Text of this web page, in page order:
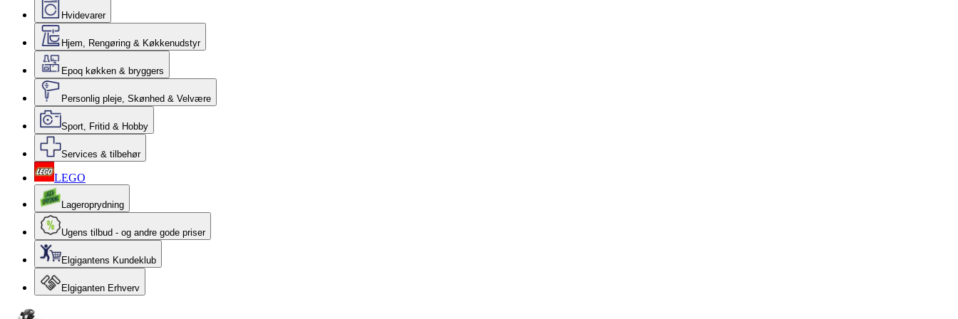
Hvidevarer
Hjem, Rengøring & Køkkenudstyr
Epoq køkken & bryggers
Personlig pleje, Skønhed & Velvære
Sport, Fritid & Hobby
Services & tilbehør
LEGO
Lageroprydning
Ugens tilbud - og andre gode priser
Elgigantens Kundeklub
Elgiganten Erhverv